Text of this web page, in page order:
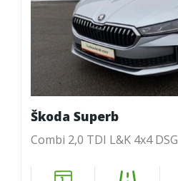
Škoda Superb
Combi 2,0 TDI L&K 4x4 DSG